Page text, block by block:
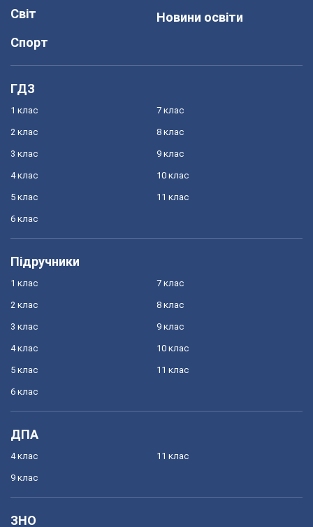
Світ
Спорт
Новини освіти
ГДЗ
1 клас
2 клас
3 клас
4 клас
5 клас
6 клас
7 клас
8 клас
9 клас
10 клас
11 клас
Підручники
1 клас
2 клас
3 клас
4 клас
5 клас
6 клас
7 клас
8 клас
9 клас
10 клас
11 клас
ДПА
4 клас
9 клас
11 клас
ЗНО